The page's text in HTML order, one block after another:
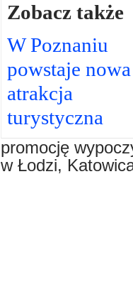
Zobacz także
W Poznaniu
powstaje nowa
atrakcja
turystyczna
promocję
w Łodzi,